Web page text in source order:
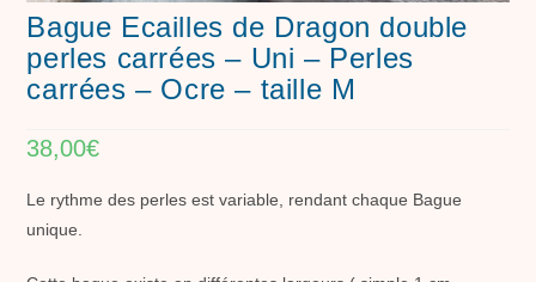
Bague Ecailles de Dragon double
perles carrées – Uni – Perles
carrées – Ocre – taille M
38,00€
Le rythme des perles est variable, rendant chaque Bague
unique.